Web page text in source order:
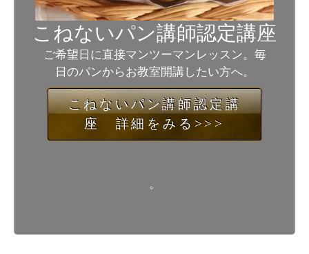
こねないパン講師認定講座
ご希望日に直接マンツーマンレッスン。毎
日のパンからお教室開講したい方へ。
こねないパン講師認定講
座 詳細をみる>>>
。